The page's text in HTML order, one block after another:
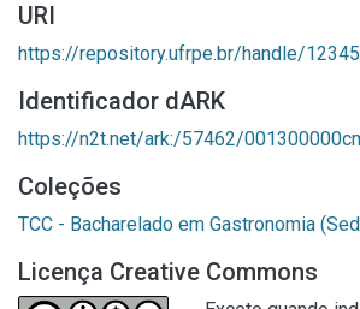
URI
https://repository.ufrpe.br/handle/
Identificador dARK
https://n2t.net/ark:/57462/
Coleções
TCC - Bacharelado em Gastronomia
Licença Creative Commons